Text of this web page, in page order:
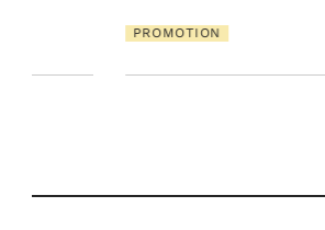
PROMOTION